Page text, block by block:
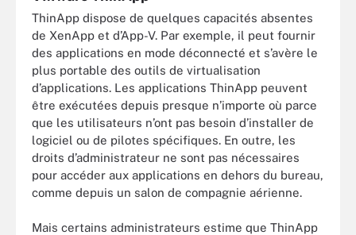
ThinApp dispose de quelques capacités absentes
de XenApp et d’App-V. Par exemple, il peut fournir
des applications en mode déconnecté et s’avère le
plus portable des outils de virtualisation
d’applications. Les applications ThinApp peuvent
être exécutées depuis presque n’importe où parce
que les utilisateurs n’ont pas besoin d’installer de
logiciel ou de pilotes spécifiques. En outre, les
droits d’administrateur ne sont pas nécessaires
pour accéder aux applications en dehors du bureau,
comme depuis un salon de compagnie aérienne.
Mais certains administrateurs estime que ThinApp